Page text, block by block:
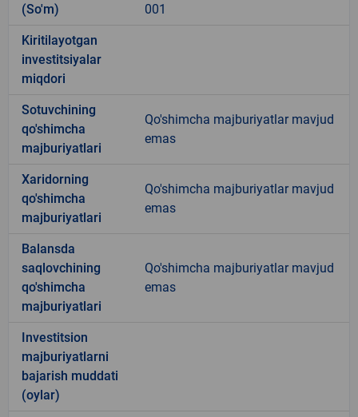
(So'm)
001
Kiritilayotgan
investitsiyalar
miqdori
Sotuvchining
qo'shimcha
majburiyatlari
Qo'shimcha majburiyatlar mavjud
emas
Xaridorning
qo'shimcha
majburiyatlari
Qo'shimcha majburiyatlar mavjud
emas
Balansda
saqlovchining
qo'shimcha
majburiyatlari
Qo'shimcha majburiyatlar mavjud
emas
Investitsion
majburiyatlarni
bajarish muddati
(oylar)